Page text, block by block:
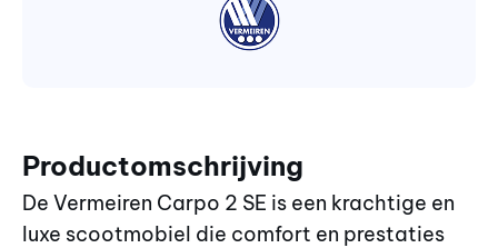
Productomschrijving
De Vermeiren Carpo 2 SE is een krachtige en
luxe scootmobiel die comfort en prestaties